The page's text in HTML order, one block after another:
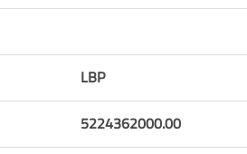
LBP
5224362000.00